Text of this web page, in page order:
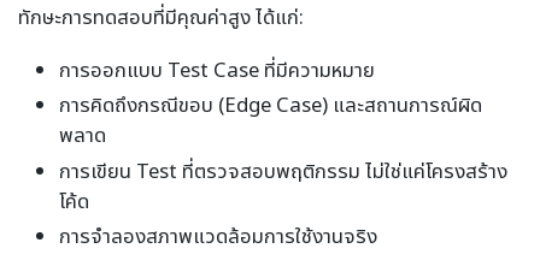
ทักษะการทดสอบที่มีคุณค่าสูง ได้แก่:
การออกแบบ Test Case ที่มีความหมาย
การคิดถึงกรณีขอบ (Edge Case) และสถานการณ์ผิด
พลาด
การเขียน Test ที่ตรวจสอบพฤติกรรม ไม่ใช่แค่โครงสร้าง
โค้ด
การจำลองสภาพแวดล้อมการใช้งานจริง